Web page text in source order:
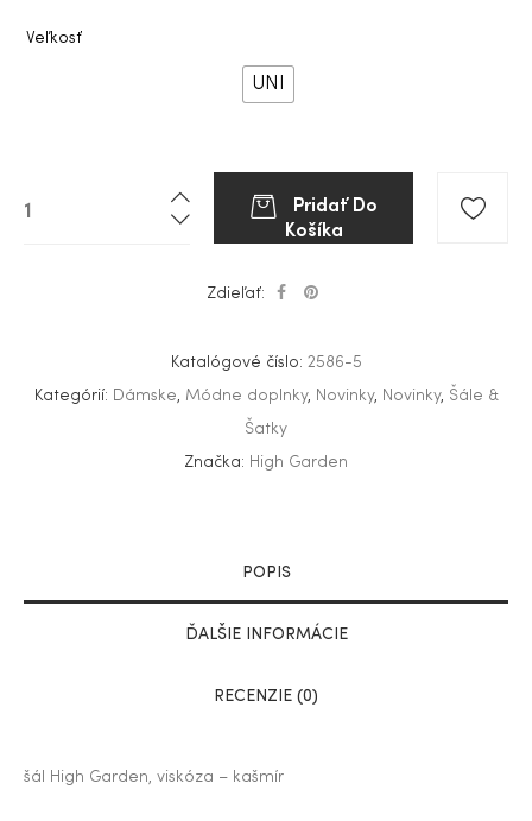
Veľkosť
UNI
Pridať Do
Košíka
Zdieľať:
Katalógové číslo: 2586-5
Kategórií: Dámske, Módne doplnky, Novinky, Novinky, Šále &
Šatky
Značka: High Garden
POPIS
ĎALŠIE INFORMÁCIE
RECENZIE (0)
šál High Garden, viskóza – kašmír